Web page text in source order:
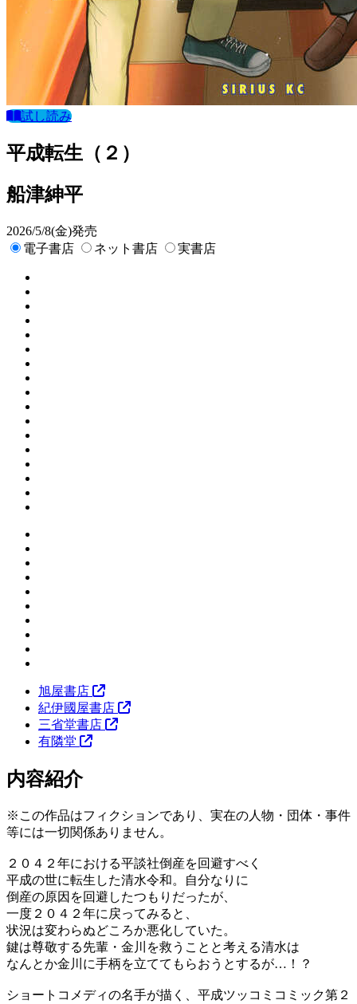
試し読み
平成転生（２）
船津紳平
2026/5/8(金)発売
電子書店
ネット書店 実書店
旭屋書店
紀伊國屋書店
三省堂書店
有隣堂
内容紹介
※この作品はフィクションであり、実在の人物・団体・事件
等には一切関係ありません。
２０４２年における平談社倒産を回避すべく
平成の世に転生した清水令和。自分なりに
倒産の原因を回避したつもりだったが、
一度２０４２年に戻ってみると、
状況は変わらぬどころか悪化していた。
鍵は尊敬する先輩・金川を救うことと考える清水は
なんとか金川に手柄を立ててもらおうとするが…！？
ショートコメディの名手が描く、平成ツッコミコミック第２